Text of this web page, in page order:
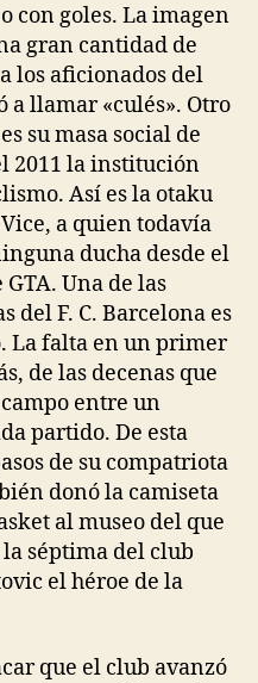
con goles. La imagen
gran cantidad de
los aficionados del
a llamar «culés». Otro
su masa social de
2011 la institución
Así es la otaku
a quien todavía
ducha desde el
Una de las
del F. C. Barcelona es
La falta en un primer
de las decenas que
entre un
partido. De esta
de su compatriota
donó la camiseta
al museo del que
séptima del club
el héroe de la
que el club avanzó